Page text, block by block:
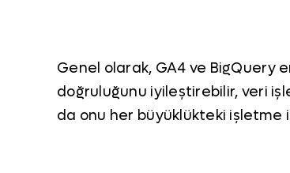
Genel olarak, GA4 ve BigQuery
doğruluğunu iyileştirebilir, veri
da onu her büyüklükteki